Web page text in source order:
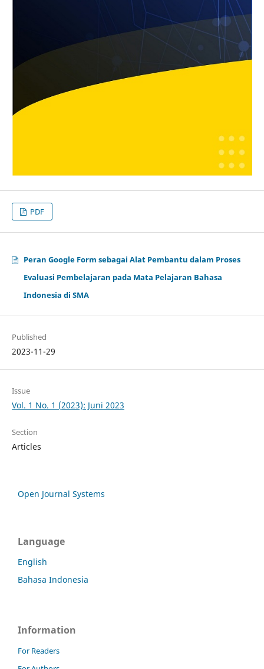
PDF
Peran Google Form sebagai Alat Pembantu dalam Proses
Evaluasi Pembelajaran pada Mata Pelajaran Bahasa
Indonesia di SMA
Published
2023-11-29
Issue
Vol. 1 No. 1 (2023): Juni 2023
Section
Articles
Open Journal Systems
Language
English
Bahasa Indonesia
Information
For Readers